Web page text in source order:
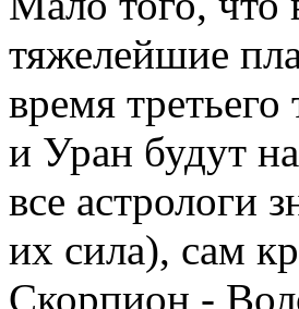
тяжелейшие
время
и Уран будут
все астрологи
их сила), сам
Скорпион -